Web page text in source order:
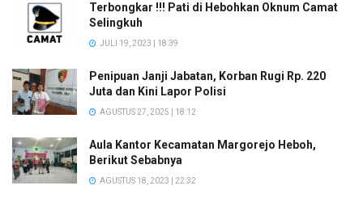
Terbongkar !!! Pati di Hebohkan Oknum Camat
Selingkuh
JULI 19, 2023 | 18:39
Penipuan Janji Jabatan, Korban Rugi Rp. 220
Juta dan Kini Lapor Polisi
AGUSTUS 27, 2025 | 18:12
Aula Kantor Kecamatan Margorejo Heboh,
Berikut Sebabnya
AGUSTUS 18, 2023 | 22:32